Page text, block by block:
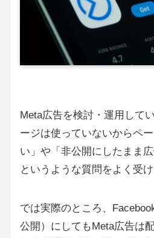
Meta広告を検討・運用して
ージは使っていないからペ
い」や「非公開にしたまま
というような質問をよく受け
では実際のところ、
公開）にしてもMeta広告は